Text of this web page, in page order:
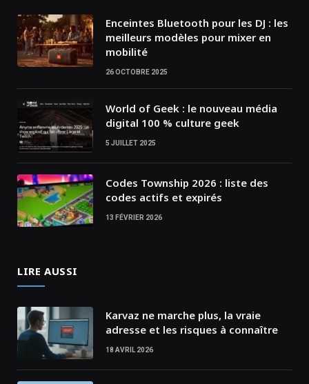
Enceintes Bluetooth pour les DJ : les
meilleurs modèles pour mixer en
mobilité
26 OCTOBRE 2025
World of Geek : le nouveau média
digital 100 % culture geek
5 JUILLET 2025
Codes Township 2026 : liste des
codes actifs et expirés
13 FÉVRIER 2026
LIRE AUSSI
Karvaz ne marche plus, la vraie
adresse et les risques à connaître
18 AVRIL 2026